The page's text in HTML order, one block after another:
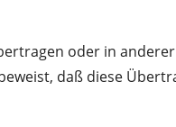
oder in
daß diese